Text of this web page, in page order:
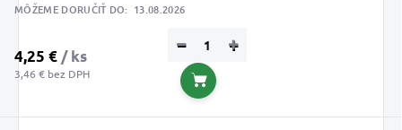
MÔŽEME DORUČIŤ DO: 13.08.2026
4,25 € / ks
3,46 € bez DPH
+
−
Do košíka